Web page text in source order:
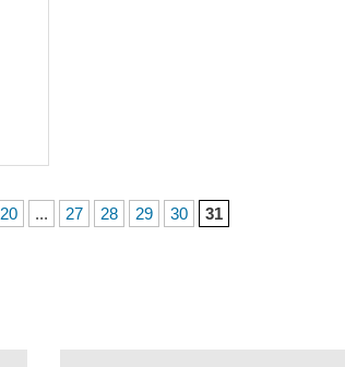
20 ... 27 28 29 30 31